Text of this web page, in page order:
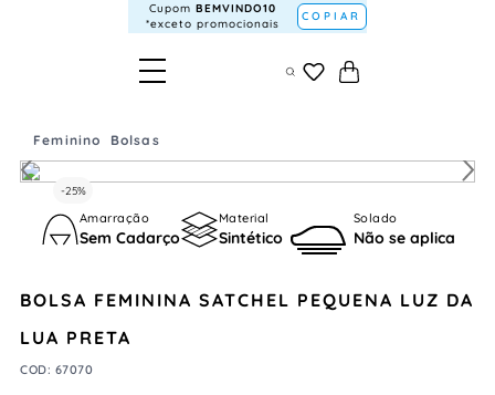
Cupom BEMVINDO10
*exceto promocionais
COPIAR
Feminino Bolsas
-25%
Amarração
Sem Cadarço
Material
Sintético
Solado
Não se aplica
BOLSA FEMININA SATCHEL PEQUENA LUZ DA
LUA PRETA
COD: 67070